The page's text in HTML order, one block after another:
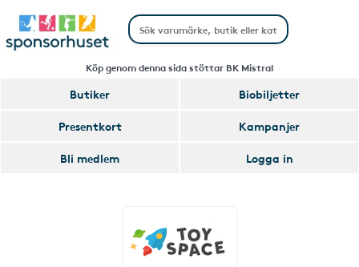
Köp genom denna sida stöttar BK Mistral
Butiker
Biobiljetter
Presentkort
Kampanjer
Bli medlem
Logga in